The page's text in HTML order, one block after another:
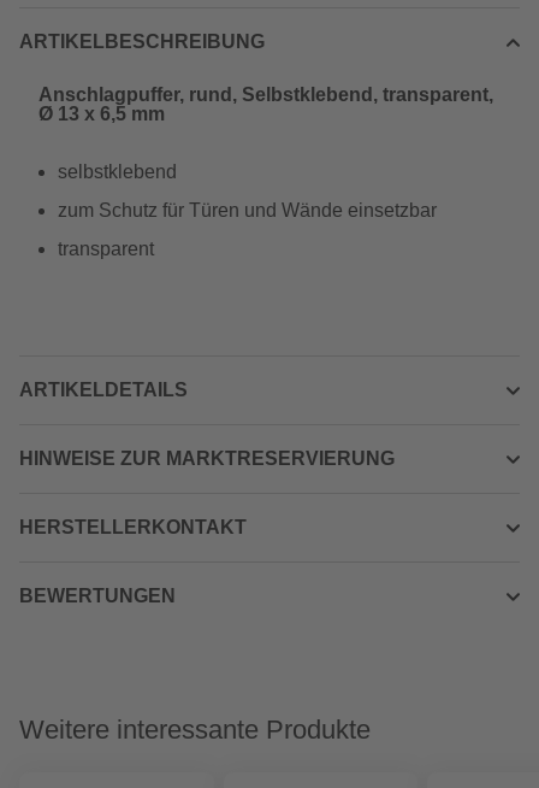
ARTIKELBESCHREIBUNG
Anschlagpuffer, rund, Selbstklebend, transparent,
Ø 13 x 6,5 mm
selbstklebend
zum Schutz für Türen und Wände einsetzbar
transparent
ARTIKELDETAILS
HINWEISE ZUR MARKTRESERVIERUNG
HERSTELLERKONTAKT
BEWERTUNGEN
Weitere interessante Produkte